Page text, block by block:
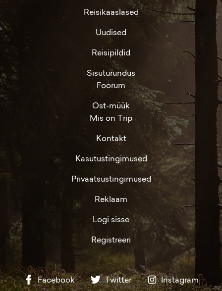
Reisikaaslased
Uudised
Reisipildid
Sisuturundus
Foorum
Ost-müük
Mis on Trip
Kontakt
Kasutustingimused
Privaatsustingimused
Reklaam
Logi sisse
Registreeri
Facebook Twitter Instagram